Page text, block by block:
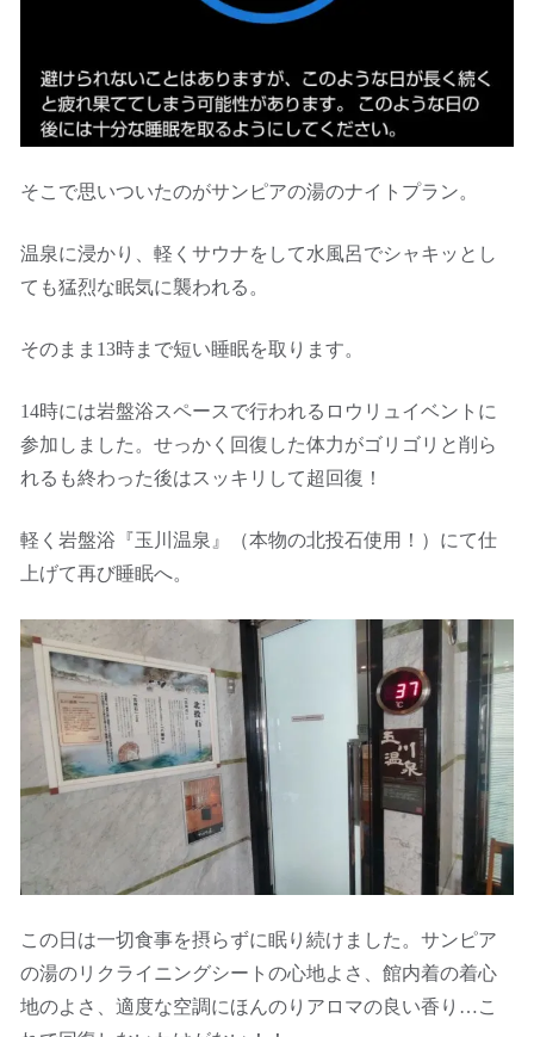
そこで思いついたのがサンピアの湯のナイトプラン。
温泉に浸かり、軽くサウナをして水風呂でシャキッとし
ても猛烈な眠気に襲われる。
そのまま13時まで短い睡眠を取ります。
14時には岩盤浴スペースで行われるロウリュイベントに
参加しました。せっかく回復した体力がゴリゴリと削ら
れるも終わった後はスッキリして超回復！
軽く岩盤浴『玉川温泉』（本物の北投石使用！）にて仕
上げて再び睡眠へ。
この日は一切食事を摂らずに眠り続けました。サンピア
の湯のリクライニングシートの心地よさ、館内着の着心
地のよさ、適度な空調にほんのりアロマの良い香り…こ